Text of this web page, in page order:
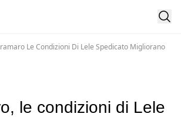
Le Condizioni Di Lele Spedicato Migliorano
le condizioni di Lele